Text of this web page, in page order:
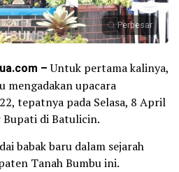
Perbesar
–Untuk pertama kalinya,
mengadakan upacara
tepatnya pada Selasa, 8 April
di Batulicin.
babak baru dalam sejarah
Tanah Bumbu ini.